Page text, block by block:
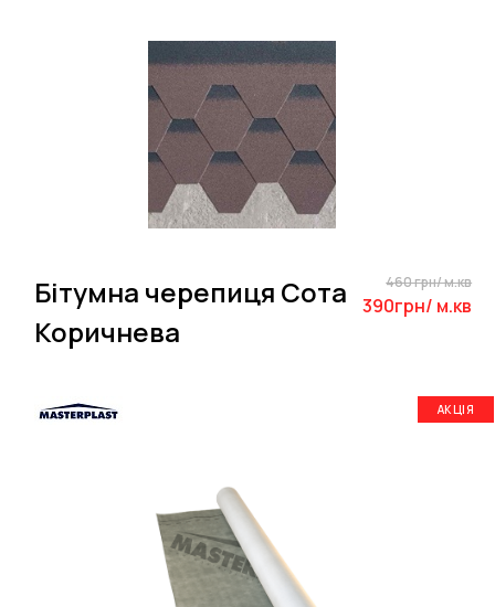
Бітумна черепиця Сота
Коричнева
460 грн/ м.кв
390грн/ м.кв
АКЦІЯ